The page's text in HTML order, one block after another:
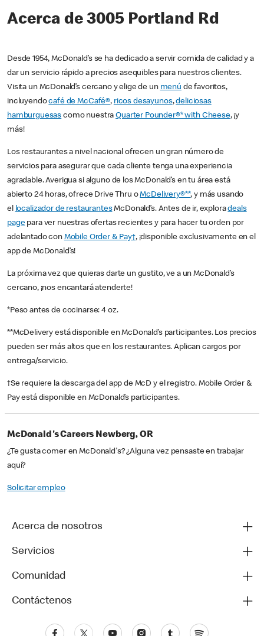
Acerca de 3005 Portland Rd
Desde 1954, McDonald’s se ha dedicado a servir comida de calidad y a
dar un servicio rápido a precios asequibles para nuestros clientes.
Visita un McDonald’s cercano y elige de un menú de favoritos,
incluyendocafé de McCafé®, ricos desayunos,deliciosas
hamburguesas como nuestraQuarter Pounder®* with Cheese, ¡y
más!
Los restaurantes a nivel nacional ofrecen un gran número de
servicios para asegurar que cada cliente tenga una experiencia
agradable. Averigua si alguno de los McDonald’s en tu área está
abierto 24 horas, ofrece Drive Thru oMcDelivery®**, y más usando
el localizador de restaurantesMcDonald’s. Antes de ir, exploradeals
pagepara ver nuestras ofertas recientes y para hacer tu orden por
adelantado con Mobile Order & Pay†, ¡disponible exclusivamente en el
app de McDonald’s!
La próxima vez que quieras darte un gustito, ve a un McDonald’s
cercano, ¡nos encantará atenderte!
*Peso antes de cocinarse: 4 oz.
**McDelivery está disponible en McDonald’s participantes. Los precios
pueden ser más altos que en los restaurantes. Aplican cargos por
entrega/servicio.
†Se requiere la descarga del app de McD y el registro. Mobile Order &
Pay está disponible en McDonald’s participantes.
McDonald's Careers Newberg, OR
¿Te gusta comer en McDonald's? ¿Alguna vez pensaste en trabajar
aquí?
Solicitar empleo
Acerca de nosotros
Servicios
Comunidad
Contáctenos